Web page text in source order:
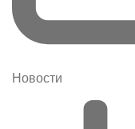
Новости